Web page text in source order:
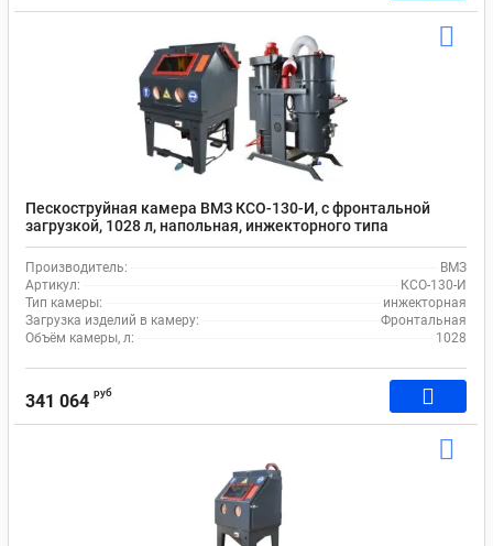
Пескоструйная камера ВМЗ КСО-130-И, с фронтальной
загрузкой, 1028 л, напольная, инжекторного типа
Производитель:
ВМЗ
Артикул:
КСО-130-И
Тип камеры:
инжекторная
Загрузка изделий в камеру:
Фронтальная
Объём камеры, л:
1028
341 064 руб